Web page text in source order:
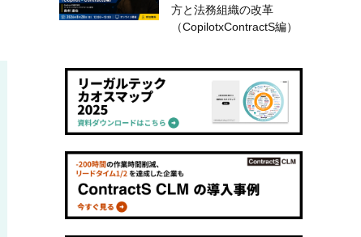
方と法務組織の改革
（CopilotxContractS編）